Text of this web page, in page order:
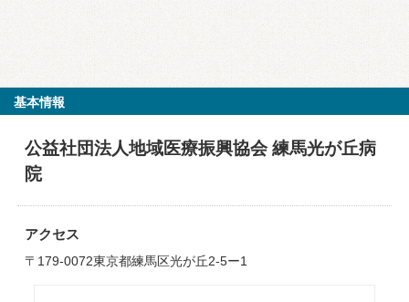
基本情報
公益社団法人地域医療振興協会 練馬光が丘病
院
アクセス
〒179-0072東京都練馬区光が丘2-5ー1